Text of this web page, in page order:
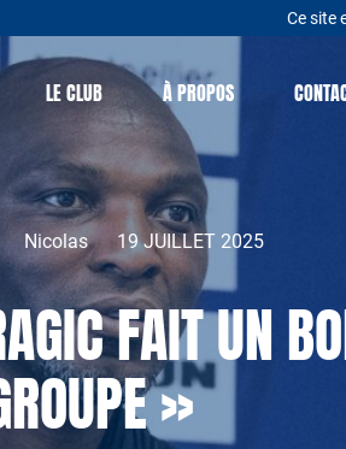
Ce site
LE CLUB À PROPOS
Nicolas 19 JUILLET 2025
FAIT UN
»